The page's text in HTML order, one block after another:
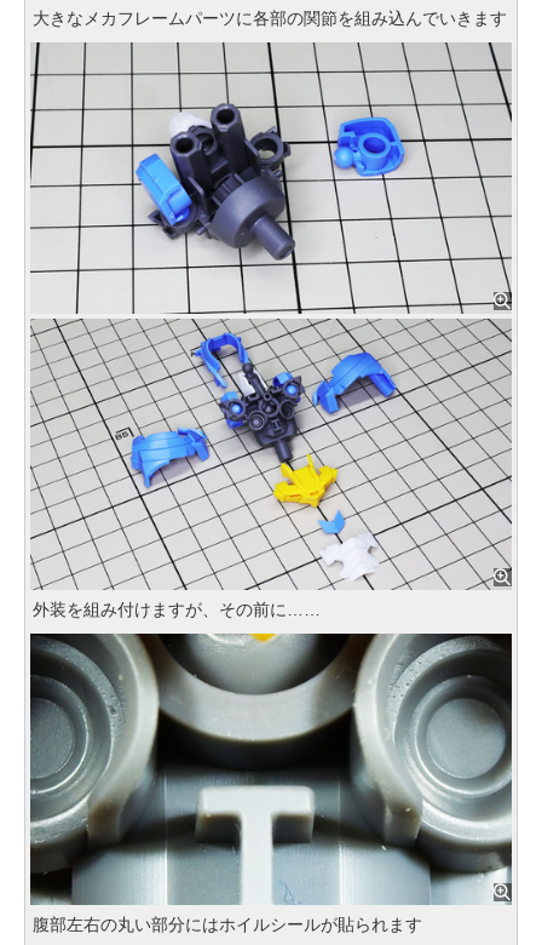
大きなメカフレームパーツに各部の関節を組み込んでいきます
外装を組み付けますが、その前に……
腹部左右の丸い部分にはホイルシールが貼られます